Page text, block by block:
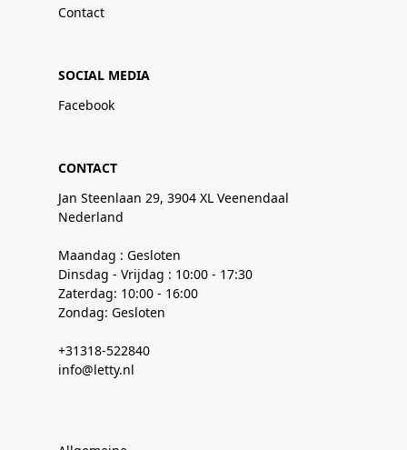
Contact
SOCIAL MEDIA
Facebook
CONTACT
Jan Steenlaan 29, 3904 XL Veenendaal
Nederland
Maandag : Gesloten
Dinsdag - Vrijdag : 10:00 - 17:30
Zaterdag: 10:00 - 16:00
Zondag: Gesloten
+31318-522840
info@letty.nl